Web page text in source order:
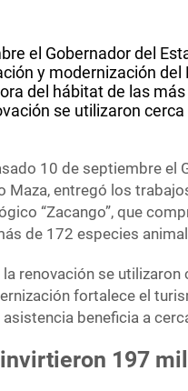
el Gobernador del
y modernización del
del hábitat de las
se utilizaron
10 de septiembre el
Maza, entregó los
“Zacango”, que
de 172 especies
la renovación se
fortalece el
asistencia beneficia a
197